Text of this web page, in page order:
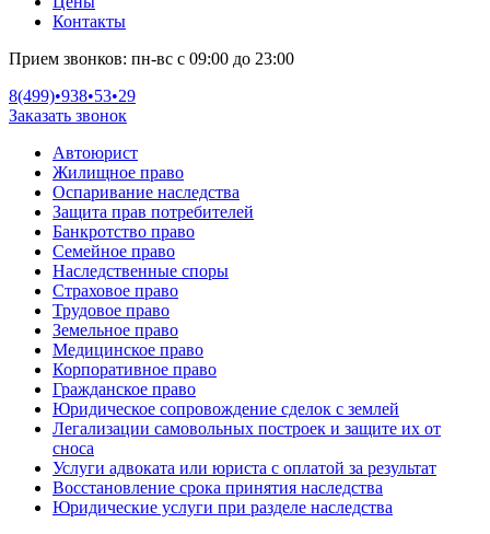
Контакты
Прием звонков: пн-вс с 09:00 до 23:00
8(499)•938•53•29
Заказать звонок
Автоюрист
Жилищное право
Оспаривание наследства
Защита прав потребителей
Банкротство право
Семейное право
Наследственные споры
Страховое право
Трудовое право
Земельное право
Медицинское право
Корпоративное право
Гражданское право
Юридическое сопровождение сделок с землей
Легализации самовольных построек и защите их от
сноса
Услуги адвоката или юриста с оплатой за результат
Восстановление срока принятия наследства
Юридические услуги при разделе наследства